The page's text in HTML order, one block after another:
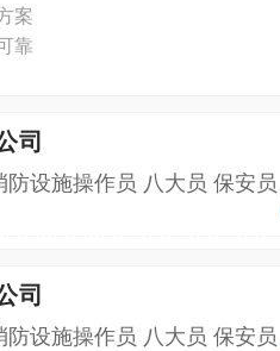
案
靠
司
设施操作员 八大员 保安员
司
设施操作员 八大员 保安员